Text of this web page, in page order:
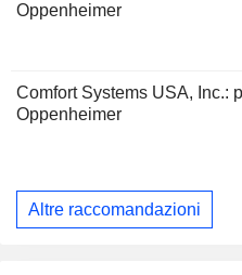
Oppenheimer
Comfort Systems USA, Inc.:
Oppenheimer
Altre raccomandazioni